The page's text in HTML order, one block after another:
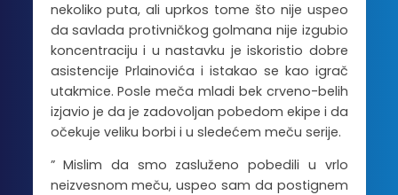
nekoliko puta, ali uprkos tome što nije uspeo
da savlada protivničkog golmana nije izgubio
koncentraciju i u nastavku je iskoristio dobre
asistencije Prlainovića i istakao se kao igrač
utakmice. Posle meča mladi bek crveno-belih
izjavio je da je zadovoljan pobedom ekipe i da
očekuje veliku borbi i u sledećem meču serije.
” Mislim da smo zasluženo pobedili u vrlo
neizvesnom meču, uspeo sam da postignem